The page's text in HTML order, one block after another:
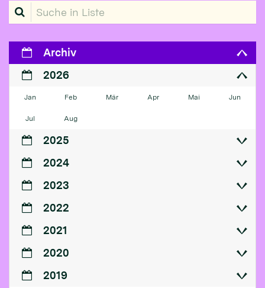
Suche in Liste
Archiv
2026
Jan Feb Mär Apr Mai Jun
Jul Aug
2025
2024
2023
2022
2021
2020
2019